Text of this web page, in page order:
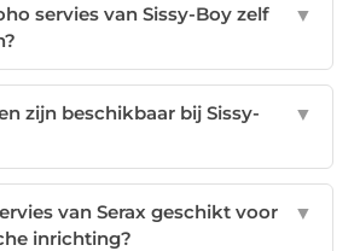
servies van Sissy-Boy zelf
▼
zijn beschikbaar bij Sissy-
▼
van Serax geschikt voor
inrichting?
▼